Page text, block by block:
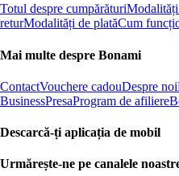
Totul despre cumpărături
returModalități de platăCum
Mai multe despre Bonami
ContactVouchere cadouDespre noi
BusinessPresaProgram de afiliere
Descarcă-ți aplicația de mobil
Urmărește-ne pe canalele